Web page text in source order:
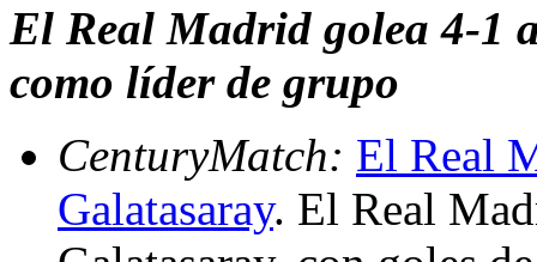
El Real Madrid golea 4-1
como líder de grupo
CenturyMatch: El Real
Galatasaray. El Real